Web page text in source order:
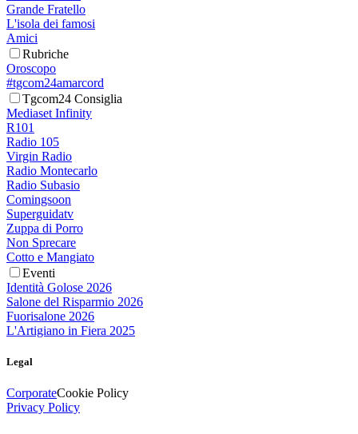
Grande Fratello
L'isola dei famosi
Amici
Rubriche
Oroscopo
#tgcom24amarcord
Tgcom24 Consiglia
Mediaset Infinity
R101
Radio 105
Virgin Radio
Radio Montecarlo
Radio Subasio
Comingsoon
Superguidatv
Zuppa di Porro
Non Sprecare
Cotto e Mangiato
Eventi
Identità Golose 2026
Salone del Risparmio 2026
Fuorisalone 2026
L'Artigiano in Fiera 2025
Legal
CorporateCookie Policy
Privacy Policy